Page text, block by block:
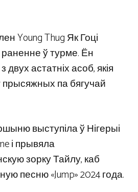
Young Thug Як Гоці
ў турме. Ён
астатніх асоб, якія
па бягучай
выступіла ў Нігерыі
і прывяла
зорку Тайлу, каб
песню «Jump» 2024 года.